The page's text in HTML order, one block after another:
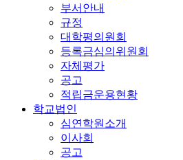
부서안내
규정
대학평의원회
등록금심의위원회
자체평가
공고
적립금운용현황
학교법인
심연학원소개
이사회
공고